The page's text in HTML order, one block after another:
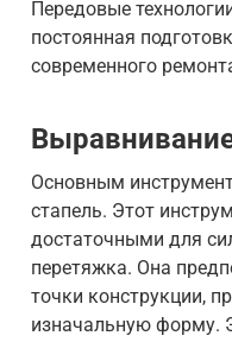
Передовые
постоянная
современного
Основным
стапель. Этот
достаточными для
перетяжка. Она
точки конструкции,
изначальную форму.